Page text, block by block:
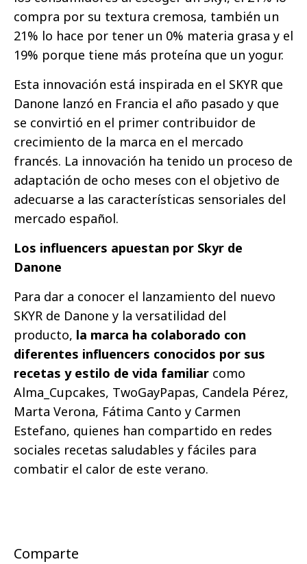
compra por su textura cremosa, también un
21% lo hace por tener un 0% materia grasa y el
19% porque tiene más proteína que un yogur.
Esta innovación está inspirada en el SKYR que
Danone lanzó en Francia el año pasado y que
se convirtió en el primer contribuidor de
crecimiento de la marca en el mercado
francés. La innovación ha tenido un proceso de
adaptación de ocho meses con el objetivo de
adecuarse a las características sensoriales del
mercado español.
Los influencers apuestan por Skyr de
Danone
Para dar a conocer el lanzamiento del nuevo
SKYR de Danone y la versatilidad del
producto, la marca ha colaborado con
diferentes influencers conocidos por sus
recetas y estilo de vida familiar como
Alma_Cupcakes, TwoGayPapas, Candela Pérez,
Marta Verona, Fátima Canto y Carmen
Estefano, quienes han compartido en redes
sociales recetas saludables y fáciles para
combatir el calor de este verano.
Comparte